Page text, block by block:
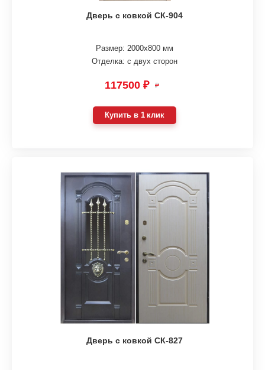
Дверь с ковкой СК-904
Размер: 2000х800 мм
Отделка: с двух сторон
117500 ₽ ₽
Купить в 1 клик
Дверь с ковкой СК-827